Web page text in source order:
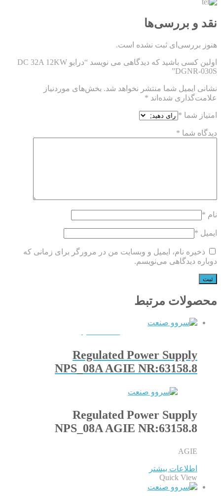
نقد و بررسی‌ها
هنوز بررسی‌ای ثبت نشده است.
اولین کسی باشید که دیدگاهی می نویسد “درایو DC 32A 12KW
DGNR-030S”
نشانی ایمیل شما منتشر نخواهد شد. بخش‌های موردنیاز
علامت‌گذاری شده‌اند *
امتیاز شما *
دیدگاه شما *
نام *
ایمیل *
ذخیره نام، ایمیل و وبسایت من در مرورگر برای زمانی که
دوباره دیدگاهی می‌نویسم.
محصولات مرتبط
Regulated Power Supply
NPS_08A AGIE NR:63158.8
Regulated Power Supply
NPS_08A AGIE NR:63158.8
AGIE
اطلاعات بیشتر
Quick View